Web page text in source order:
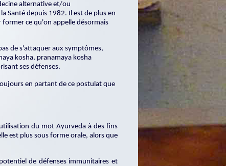
alternative et/ou
Santé depuis 1982. Il est de plus en
former ce qu'on appelle désormais
de s'attaquer aux symptômes,
kosha, pranamaya kosha
ses défenses.
en partant de ce postulat que
du mot Ayurveda à des fins
est plus sous forme orale, alors que
de défenses immunitaires et